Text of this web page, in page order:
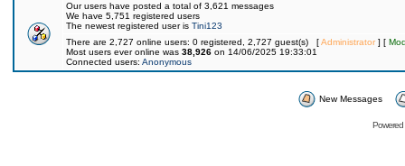
Our users have posted a total of 3,621 messages
We have 5,751 registered users
The newest registered user is Tini123
There are 2,727 online users: 0 registered, 2,727 guest(s) [Administrator] [
Most users ever online was 38,926 on 14/06/2025 19:33:01
Connected users: Anonymous
New Messages